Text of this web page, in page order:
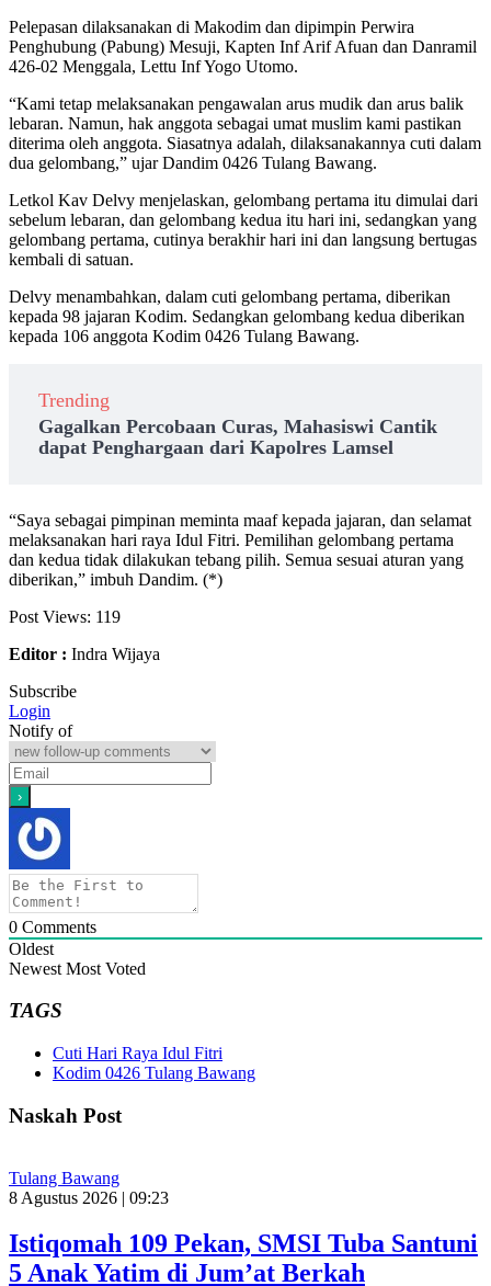
Pelepasan dilaksanakan di Makodim dan dipimpin Perwira
Penghubung (Pabung) Mesuji, Kapten Inf Arif Afuan dan Danramil
426-02 Menggala, Lettu Inf Yogo Utomo.
“Kami tetap melaksanakan pengawalan arus mudik dan arus balik
lebaran. Namun, hak anggota sebagai umat muslim kami pastikan
diterima oleh anggota. Siasatnya adalah, dilaksanakannya cuti dalam
dua gelombang,” ujar Dandim 0426 Tulang Bawang.
Letkol Kav Delvy menjelaskan, gelombang pertama itu dimulai dari
sebelum lebaran, dan gelombang kedua itu hari ini, sedangkan yang
gelombang pertama, cutinya berakhir hari ini dan langsung bertugas
kembali di satuan.
Delvy menambahkan, dalam cuti gelombang pertama, diberikan
kepada 98 jajaran Kodim. Sedangkan gelombang kedua diberikan
kepada 106 anggota Kodim 0426 Tulang Bawang.
Trending
Gagalkan Percobaan Curas, Mahasiswi Cantik
dapat Penghargaan dari Kapolres Lamsel
“Saya sebagai pimpinan meminta maaf kepada jajaran, dan selamat
melaksanakan hari raya Idul Fitri. Pemilihan gelombang pertama
dan kedua tidak dilakukan tebang pilih. Semua sesuai aturan yang
diberikan,” imbuh Dandim. (*)
Post Views: 119
Editor : Indra Wijaya
Subscribe
Login
Notify of
0 Comments
Oldest
Newest Most Voted
TAGS
Cuti Hari Raya Idul Fitri
Kodim 0426 Tulang Bawang
Naskah Post
Tulang Bawang
8 Agustus 2026 | 09:23
Istiqomah 109 Pekan, SMSI Tuba Santuni
5 Anak Yatim di Jum’at Berkah